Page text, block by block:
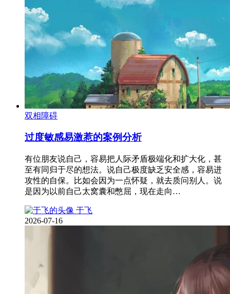
双相障碍
过度敏感易激惹的案例分析
有位朋友说自己，容易把人际矛盾极端化和扩大化，甚
至有同归于尽的想法。说自己极度缺乏安全感，容易进
攻性的自保。比如会因为一点怀疑，就去质问别人。说
是因为以前自己太窝囊和憋屈，现在走向…
于飞
2026-07-16